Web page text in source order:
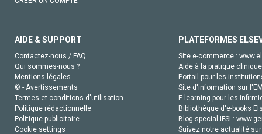
AIDE & SUPPORT
Contactez-nous / FAQ
Qui sommes-nous ?
Mentions légales
© - Avertissements
Termes et conditions d'utilisation
Politique rédactionnelle
Politique publicitaire
Cookie settings
PLATEFORMES
Site e-commerce :
Aide à la pratique
Portail pour les
Site d'information sur
E-learning pour les
Bibliothèque d'e-books
Blog special IFSI :
Suivez notre actualité